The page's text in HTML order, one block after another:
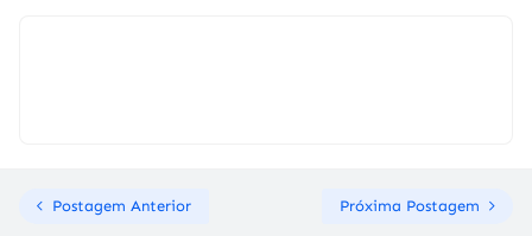
Postagem Anterior Próxima Postagem